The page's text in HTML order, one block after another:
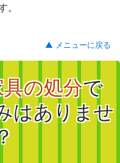
。
▲ メニューに戻る
の処分で
はありませ